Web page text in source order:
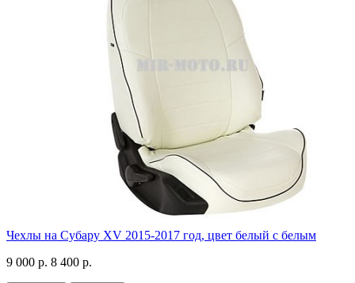
Чехлы на Субару XV 2015-2017 год, цвет белый с белым
9 000 р. 8 400 р.